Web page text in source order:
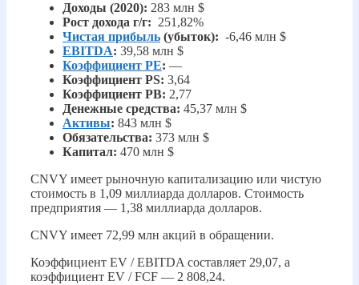
Доходы (2020): 283 млн $
Рост дохода г/г: 251,82%
Чистая прибыль (убыток): -6,46 млн $
EBITDA: 39,58 млн $
Коэффициент PE: —
Коэффициент PS: 3,64
Коэффициент PB: 2,77
Денежные средства: 45,37 млн $
Активы: 843 млн $
Обязательства: 373 млн $
Капитал: 470 млн $
CNVY имеет рыночную капитализацию или чистую
стоимость в 1,09 миллиарда долларов. Стоимость
предприятия — 1,38 миллиарда долларов.
CNVY имеет 72,99 млн акций в обращении.
Коэффициент EV / EBITDA составляет 29,07, а
коэффициент EV / FCF — 2 808,24.